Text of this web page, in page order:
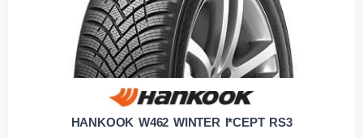
HANKOOK W462 WINTER I*CEPT RS3